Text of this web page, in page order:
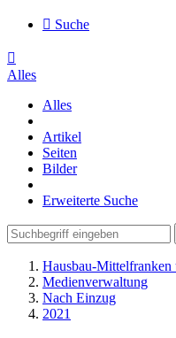
Suche
Alles
Alles
Artikel
Seiten
Bilder
Erweiterte Suche
Hausbau-Mittelfranken
Medienverwaltung
Nach Einzug
2021